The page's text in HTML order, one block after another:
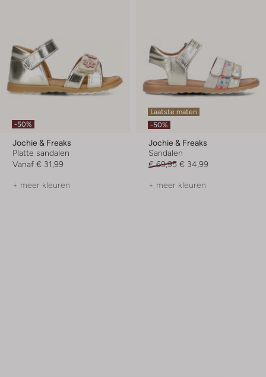
-50%
Jochie & Freaks
Platte sandalen
Vanaf € 31,99
+ meer kleuren
Laatste maten
-50%
Jochie & Freaks
Sandalen
€ 69,95 € 34,99
+ meer kleuren